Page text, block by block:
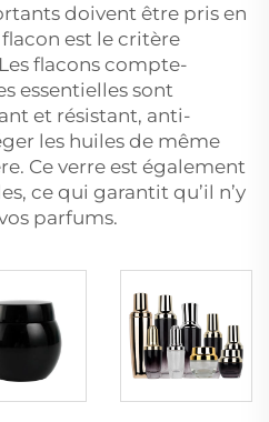
doivent être pris en
est le critère
flacons compte-
essentielles sont
et résistant, anti-
les huiles de même
Ce verre est également
ce qui garantit qu’il n’y
parfums.